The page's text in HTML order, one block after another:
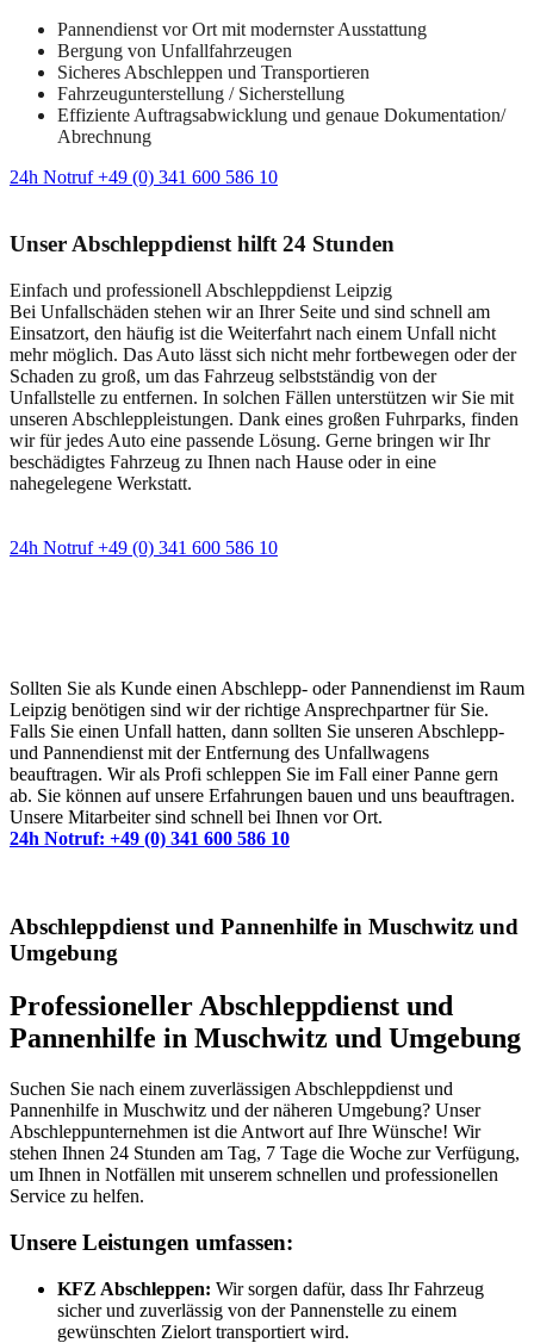
Pannendienst vor Ort mit modernster Ausstattung
Bergung von Unfallfahrzeugen
Sicheres Abschleppen und Transportieren
Fahrzeugunterstellung / Sicherstellung
Effiziente Auftragsabwicklung und genaue Dokumentation/
Abrechnung
24h Notruf +49 (0) 341 600 586 10
Unser Abschleppdienst hilft 24 Stunden
Einfach und professionell Abschleppdienst Leipzig
Bei Unfallschäden stehen wir an Ihrer Seite und sind schnell am
Einsatzort, den häufig ist die Weiterfahrt nach einem Unfall nicht
mehr möglich. Das Auto lässt sich nicht mehr fortbewegen oder der
Schaden zu groß, um das Fahrzeug selbstständig von der
Unfallstelle zu entfernen. In solchen Fällen unterstützen wir Sie mit
unseren Abschleppleistungen. Dank eines großen Fuhrparks, finden
wir für jedes Auto eine passende Lösung. Gerne bringen wir Ihr
beschädigtes Fahrzeug zu Ihnen nach Hause oder in eine
nahegelegene Werkstatt.
24h Notruf +49 (0) 341 600 586 10
Sollten Sie als Kunde einen Abschlepp- oder Pannendienst im Raum
Leipzig benötigen sind wir der richtige Ansprechpartner für Sie.
Falls Sie einen Unfall hatten, dann sollten Sie unseren Abschlepp-
und Pannendienst mit der Entfernung des Unfallwagens
beauftragen. Wir als Profi schleppen Sie im Fall einer Panne gern
ab. Sie können auf unsere Erfahrungen bauen und uns beauftragen.
Unsere Mitarbeiter sind schnell bei Ihnen vor Ort.
24h Notruf: +49 (0) 341 600 586 10
Abschleppdienst und Pannenhilfe in Muschwitz und
Umgebung
Professioneller Abschleppdienst und
Pannenhilfe in Muschwitz und Umgebung
Suchen Sie nach einem zuverlässigen Abschleppdienst und
Pannenhilfe in Muschwitz und der näheren Umgebung? Unser
Abschleppunternehmen ist die Antwort auf Ihre Wünsche! Wir
stehen Ihnen 24 Stunden am Tag, 7 Tage die Woche zur Verfügung,
um Ihnen in Notfällen mit unserem schnellen und professionellen
Service zu helfen.
Unsere Leistungen umfassen:
KFZ Abschleppen: Wir sorgen dafür, dass Ihr Fahrzeug
sicher und zuverlässig von der Pannenstelle zu einem
gewünschten Zielort transportiert wird.